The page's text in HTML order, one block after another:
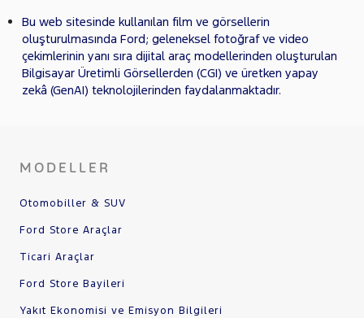
Bu web sitesinde kullanılan film ve görsellerin
oluşturulmasında Ford; geleneksel fotoğraf ve video
çekimlerinin yanı sıra dijital araç modellerinden oluşturulan
Bilgisayar Üretimli Görsellerden (CGI) ve üretken yapay
zekâ (GenAI) teknolojilerinden faydalanmaktadır.
MODELLER
Otomobiller & SUV
Ford Store Araçlar
Ticari Araçlar
Ford Store Bayileri
Yakıt Ekonomisi ve Emisyon Bilgileri